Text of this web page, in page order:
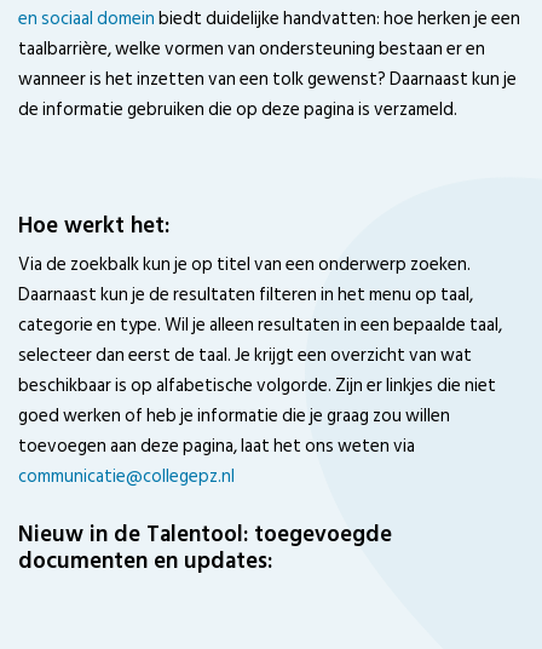
en sociaal domeinbiedt duidelijke handvatten: hoe herken je een
taalbarrière, welke vormen van ondersteuning bestaan er en
wanneer is het inzetten van een tolk gewenst? Daarnaast kun je
de informatie gebruiken die op deze pagina is verzameld.
Hoe werkt het:
Via de zoekbalk kun je op titel van een onderwerp zoeken.
Daarnaast kun je de resultaten filteren in het menu op taal,
categorie en type. Wil je alleen resultaten in een bepaalde taal,
selecteer dan eerst de taal. Je krijgt een overzicht van wat
beschikbaar is op alfabetische volgorde. Zijn er linkjes die niet
goed werken of heb je informatie die je graag zou willen
toevoegen aan deze pagina, laat het ons weten via
communicatie@collegepz.nl
Nieuw in de Talentool: toegevoegde
documenten en updates: